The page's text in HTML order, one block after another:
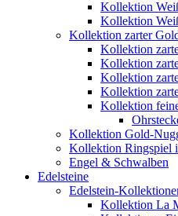
Kollektion
Kollektion
Kollektion zarter
Kollektion
Kollektion
Kollektion
Kollektion
Kollektion
Kollektion Gold-
Kollektion Ringspiel
Engel & Schwalben
Edelsteine
Edelstein-
Kollektion La